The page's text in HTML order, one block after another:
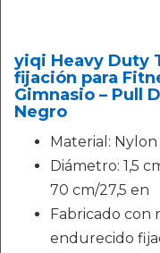
yiqi Heavy Duty
fijación para
Gimnasio – Pull
Negro
Material: Nylon
Diámetro: 1,5
70 cm/27,5 en
Fabricado con
endurecido